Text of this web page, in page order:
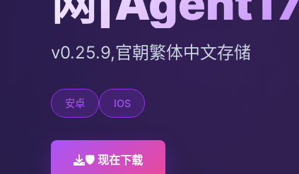
v0.25.9,官朝繁体中文存储
安卓 IOS
🛡️ 现在下载